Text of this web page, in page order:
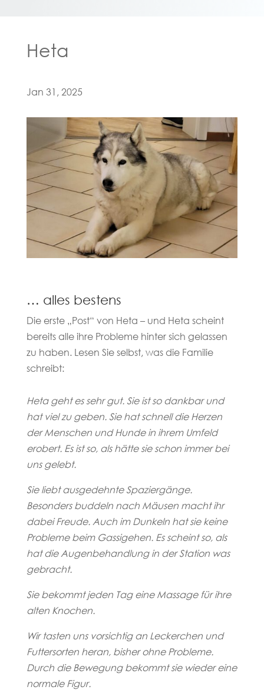
Heta
Jan 31, 2025
… alles bestens
Die erste „Post“ von Heta – und Heta scheint
bereits alle ihre Probleme hinter sich gelassen
zu haben. Lesen Sie selbst, was die Familie
schreibt:
Heta geht es sehr gut. Sie ist so dankbar und
hat viel zu geben. Sie hat schnell die Herzen
der Menschen und Hunde in ihrem Umfeld
erobert. Es ist so, als hätte sie schon immer bei
uns gelebt.
Sie liebt ausgedehnte Spaziergänge.
Besonders buddeln nach Mäusen macht ihr
dabei Freude. Auch im Dunkeln hat sie keine
Probleme beim Gassigehen. Es scheint so, als
hat die Augenbehandlung in der Station was
gebracht.
Sie bekommt jeden Tag eine Massage für ihre
alten Knochen.
Wir tasten uns vorsichtig an Leckerchen und
Futtersorten heran, bisher ohne Probleme.
Durch die Bewegung bekommt sie wieder eine
normale Figur.